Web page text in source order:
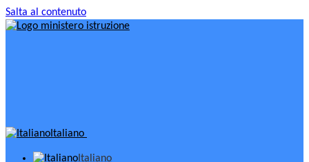
Salta al contenuto
Italiano
Italiano